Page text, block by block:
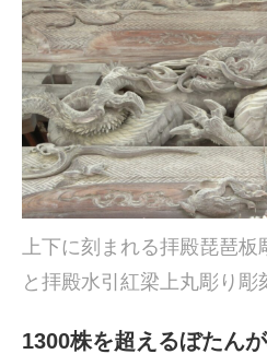
上下に刻まれる拝殿琵琶板
と拝殿水引紅梁上丸彫り彫
1300株を超えるぼたん